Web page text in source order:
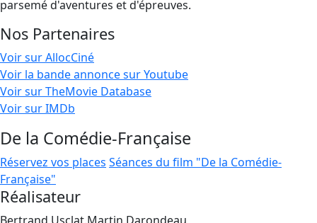
parsemé d'aventures et d'épreuves.
Nos Partenaires
Voir sur AllocCiné
Voir la bande annonce sur Youtube
Voir sur TheMovie Database
Voir sur IMDb
De la Comédie-Française
Réservez vos places Séances du film "De la Comédie-
Française"
Réalisateur